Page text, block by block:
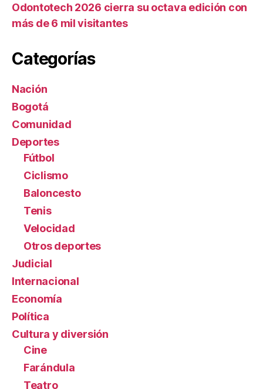
Odontotech 2026 cierra su octava edición con
más de 6 mil visitantes
Categorías
Nación
Bogotá
Comunidad
Deportes
Fútbol
Ciclismo
Baloncesto
Tenis
Velocidad
Otros deportes
Judicial
Internacional
Economía
Política
Cultura y diversión
Cine
Farándula
Teatro